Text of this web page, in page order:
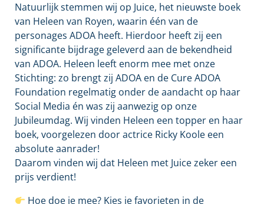
Natuurlijk stemmen wij op Juice, het nieuwste boek
van Heleen van Royen, waarin één van de
personages ADOA heeft. Hierdoor heeft zij een
significante bijdrage geleverd aan de bekendheid
van ADOA. Heleen leeft enorm mee met onze
Stichting: zo brengt zij ADOA en de Cure ADOA
Foundation regelmatig onder de aandacht op haar
Social Media én was zij aanwezig op onze
Jubileumdag. Wij vinden Heleen een topper en haar
boek, voorgelezen door actrice Ricky Koole een
absolute aanrader!
Daarom vinden wij dat Heleen met Juice zeker een
prijs verdient!
Hoe doe je mee? Kies je favorieten in de